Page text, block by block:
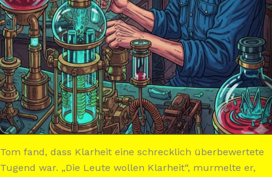
Tom fand, dass Klarheit eine schrecklich überbewertete
Tugend war. „Die Leute wollen Klarheit“, murmelte er,